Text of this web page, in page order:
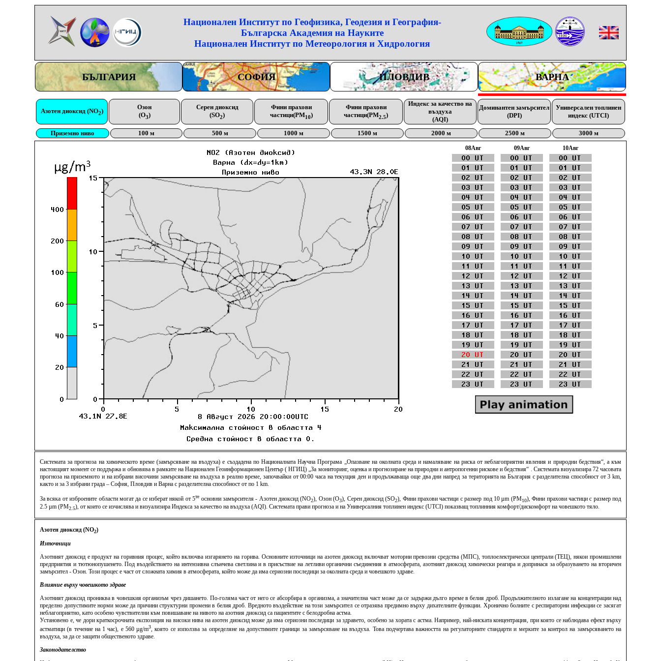
Национален Институт по Геофизика, Геодезия и География-
Българска Академия на Науките
Национален Институт по Метеорология и Хидрология
БЪЛГАРИЯ СОФИЯ ПЛОВДИВ ВАРНА
Азотен диоксид (NO2)
Озон
(O3)
Серен диоксид
(SO2)
Фини прахови
частици(PM10)
Фини прахови
частици(PM2.5)
Индекс за качество на
въздуха
(AQI)
Доминантен замърсител
(DPI)
Универсален топлинен
индекс (UTCI)
Приземно ниво 100 м 500 м 1000 м 1500 м 2000 м 2500 м 3000 м
08Aвг 09Aвг 10Aвг
Системата за прогноза на химическото време (замърсяване на въздуха) е създадена по Националната Научна Програма „Опазване на околната среда и намаляване на риска от неблагоприятни явления и природни бедствия“, а към
настоящият момент се поддържа и обновява в рамките на Национален Геоинформационен Център ( НГИЦ) „За мониторинг, оценка и прогнозиране на природни и антропогенни рискове и бедствия“ . Системата визуализира 72 часовата
прогноза на приземното и на избрани височини замърсяване на въздуха в реално време, започвайки от 00:00 часа на текущия ден и продължаваща още два дни напред за територията на България с разделителна способност от 3 km,
както и за 3 избрани града – София, Пловдив и Варна с разделителна способност от по 1 km.
За всяка от изброените области могат да се изберат някой от 5те основни замърсителя - Азотен диоксид (NO2), Озон (O3), Серен диоксид (SO2), Фини прахови частици с размер под 10 µm (PM10), Фини прахови частици с размер под
2.5 µm (PM2.5), от които се изчислява и визуализира Индекса за качество на въздуха (AQI). Системата прави прогноза и на Универсалния топлинен индекс (UTCI) показващ топлинния комфорт/дискомфорт на човешкото тяло.
Азотен диоксид (NO2)
Източници
Азотният диоксид е продукт на горивния процес, който включва изгарянето на горива. Основните източници на азотен диоксид включват моторни превозни средства (МПС), топлоелектрически централи (ТЕЦ), някои промишлени
предприятия и тютюнопушенето. Под въздействието на интензивна слънчева светлина и в присъствие на летливи органични съединения в атмосферата, азотният диоксид химически реагира и допринася за образуването на вторичен
замърсител - Озон. Този процес е част от сложната химия в атмосферата, който може да има сериозни последици за околната среда и човешкото здраве.
Влияние върху човешкото здраве
Азотният диоксид прониква в човешкия организъм чрез дишането. По-голяма част от него се абсорбира в организма, а значителна част може да се задържи дълго време в белия дроб. Продължителното излагане на концентрации над
пределно допустимите норми може да причини структурни промени в белия дроб. Вредното въздействие на този замърсител се отразява предимно върху дихателните функции. Хронично болните с респираторни инфекции се засягат
неблагоприятно, като особено чувствителни към повишаване на нивото на азотния диоксид са пациентите с белодробна астма.
Установено е, че дори краткосрочната експозиция на високи нива на азотен диоксид може да има сериозни последици за здравето, особено за хората с астма. Например, най-ниската концентрация, при която се наблюдава ефект върху
астматици (в течение на 1 час), е 560 µg/m3, която се използва за определяне на допустимите граници за замърсяване на въздуха. Това подчертава важността на регулаторните стандарти и мерките за контрол на замърсяването на
въздуха, за да се защити общественото здраве.
Законодателство